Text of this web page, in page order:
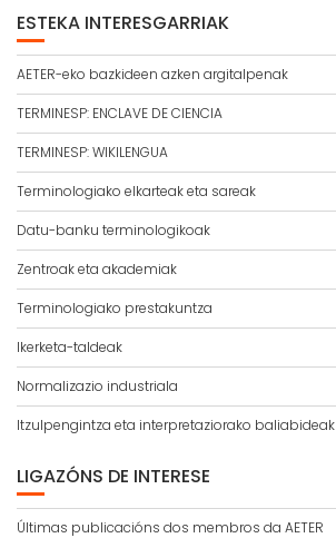
ESTEKA INTERESGARRIAK
AETER-eko bazkideen azken argitalpenak
TERMINESP: ENCLAVE DE CIENCIA
TERMINESP: WIKILENGUA
Terminologiako elkarteak eta sareak
Datu-banku terminologikoak
Zentroak eta akademiak
Terminologiako prestakuntza
Ikerketa-taldeak
Normalizazio industriala
Itzulpengintza eta interpretaziorako baliabideak
LIGAZÓNS DE INTERESE
Últimas publicacións dos membros da AETER